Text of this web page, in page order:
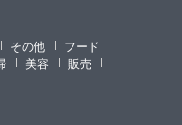
その他
フード
美容
販売